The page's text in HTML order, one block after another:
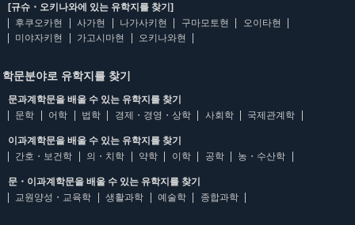
[규슈・오키나와에 있는 유학지를 찾기]
후쿠오카현
사가현 나가사키현 구마모토현
오이타현
미야자키현
가고시마현 오키나와현
학문분야로 유학지를 찾기
문과계학문을 배울 수 있는 유학지를 찾기
문학
어학 법학 경제・경영・상학 사회학 국제관계학
이과계학문을 배울 수 있는 유학지를 찾기
간호・보건학
의・치학 약학 이학 공학 농・수산학
문・이과계학문을 배울 수 있는 유학지를 찾기
교원양성・교육학
생활과학 예술학 종합과학